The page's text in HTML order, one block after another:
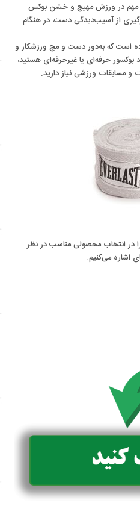
مهم در ورزش مهیج و خشن بوکس
از آسیب‌دیدگی دست، در هنگام
است که به‌دور دست و مچ ورزشکار و
حرفه‌ای یا غیرحرفه‌ای هستید،
و مسابقات ورزشی نیاز دارید.
در انتخاب محصولی مناسب در نظر
اشاره می‌کنیم.